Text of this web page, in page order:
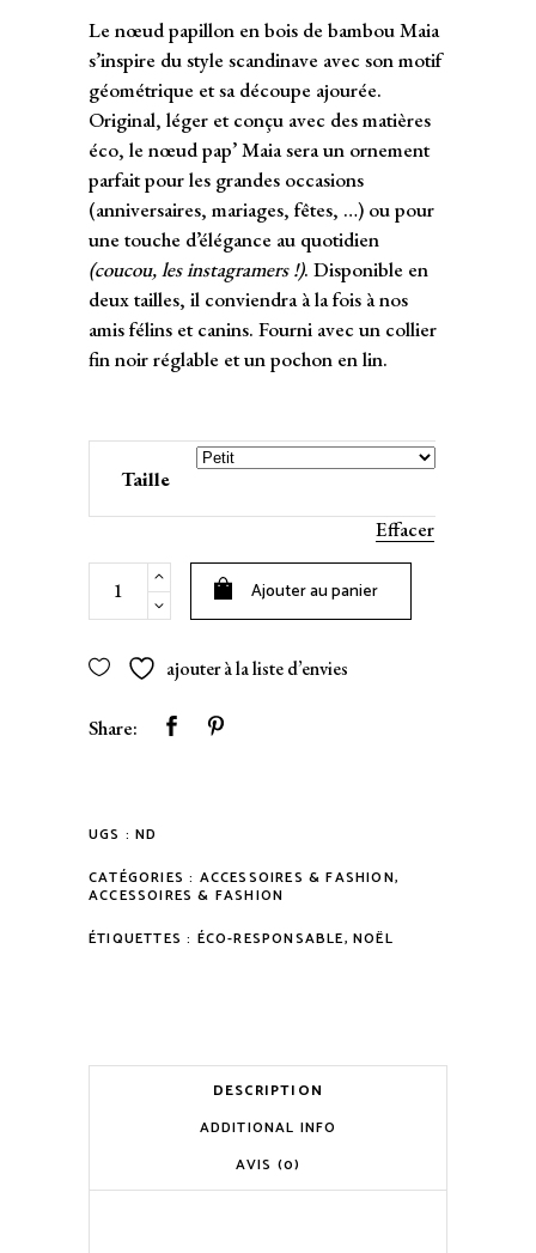
Le nœud papillon en bois de bambou Maia
s’inspire du style scandinave avec son motif
géométrique et sa découpe ajourée.
Original, léger et conçu avec des matières
éco, le nœud pap’ Maia sera un ornement
parfait pour les grandes occasions
(anniversaires, mariages, fêtes, …) ou pour
une touche d’élégance au quotidien
(coucou, les instagramers !). Disponible en
deux tailles, il conviendra à la fois à nos
amis félins et canins. Fourni avec un collier
fin noir réglable et un pochon en lin.
Taille
Effacer
papillon
bois
quantity
Ajouter au panier
ajouter à la liste d’envies
Share:
UGS :ND
CATÉGORIES : ACCESSOIRES & FASHION,
ACCESSOIRES & FASHION
ÉTIQUETTES : ÉCO-RESPONSABLE,NOËL
DESCRIPTION
ADDITIONAL INFO
AVIS (0)